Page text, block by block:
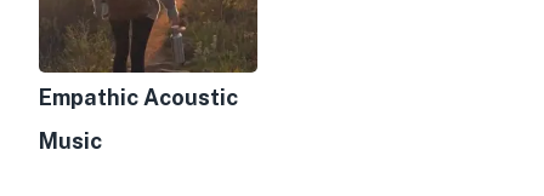
Empathic Acoustic
Music